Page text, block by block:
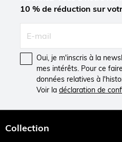
10 % de réduction sur
Oui, je m'inscris à la
mes intérêts. Pour ce
données relatives à
Voir la déclaration de
Collection